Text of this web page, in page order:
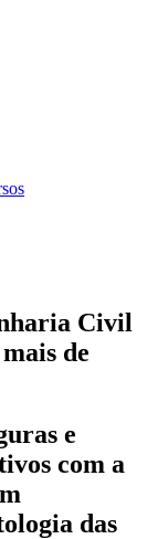
Civil
de
e
com a
das